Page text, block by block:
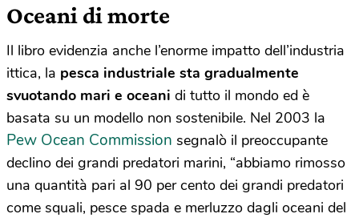
Oceani di morte
Il libro evidenzia anche l’enorme impatto dell’industria
ittica, la pesca industriale sta gradualmente
svuotando mari e oceani di tutto il mondo ed è
basata su un modello non sostenibile. Nel 2003 la
Pew Ocean Commission segnalò il preoccupante
declino dei grandi predatori marini, “abbiamo rimosso
una quantità pari al 90 per cento dei grandi predatori
come squali, pesce spada e merluzzo dagli oceani del